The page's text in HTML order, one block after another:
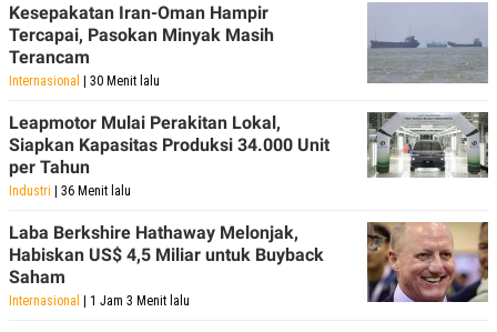
E
T
A
K
T
E
N
P
A
P
E
R
D
V
E
R
T
S
I
N
G
K
Kesepakatan Iran-Oman Hampir
Tercapai, Pasokan Minyak Masih
Terancam
Internasional | 30 Menit lalu
Leapmotor Mulai Perakitan Lokal,
Siapkan Kapasitas Produksi 34.000 Unit
per Tahun
Industri | 36 Menit lalu
Laba Berkshire Hathaway Melonjak,
Habiskan US$ 4,5 Miliar untuk Buyback
Saham
Internasional | 1 Jam 3 Menit lalu